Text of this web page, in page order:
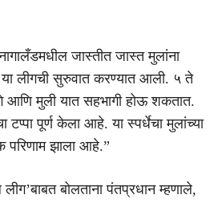
जास्तीत जास्त मुलांना
या लीगची सुरुवात करण्यात आली. ५ ते
आणि मुली यात सहभागी होऊ शकतात.
टप्पा पूर्ण केला आहे. या स्पर्धेचा मुलांच्या
परिणाम झाला आहे.”
बोलताना पंतप्रधान म्हणाले,